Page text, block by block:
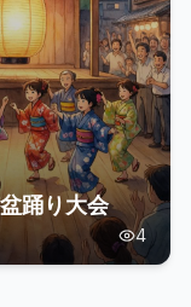
踊り大会
4